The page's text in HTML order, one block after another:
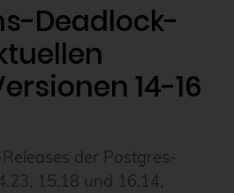
Deadlock-
14-16
der Postgres-
15.18 und 16.14,